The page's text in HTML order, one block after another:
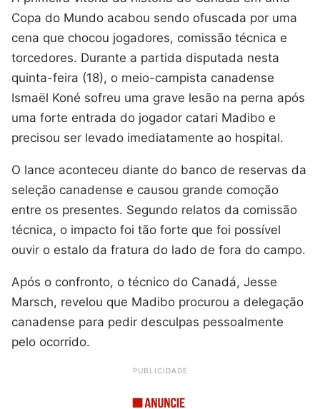
Copa do Mundo acabou sendo ofuscada por uma
cena que chocou jogadores, comissão técnica e
torcedores. Durante a partida disputada nesta
quinta-feira (18), o meio-campista canadense
Ismaël Koné sofreu uma grave lesão na perna após
uma forte entrada do jogador catari Madibo e
precisou ser levado imediatamente ao hospital.
O lance aconteceu diante do banco de reservas da
seleção canadense e causou grande comoção
entre os presentes. Segundo relatos da comissão
técnica, o impacto foi tão forte que foi possível
ouvir o estalo da fratura do lado de fora do campo.
Após o confronto, o técnico do Canadá, Jesse
Marsch, revelou que Madibo procurou a delegação
canadense para pedir desculpas pessoalmente
pelo ocorrido.
PUBLICIDADE